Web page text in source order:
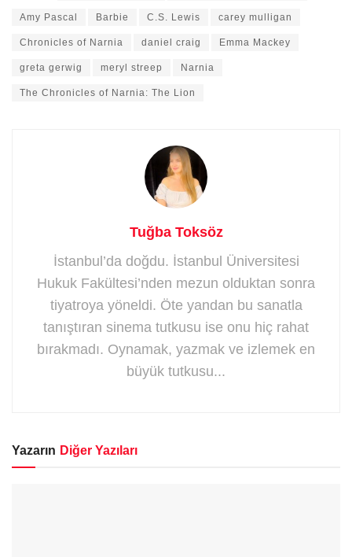
Amy Pascal Barbie C.S. Lewis carey mulligan
Chronicles of Narnia daniel craig Emma Mackey
greta gerwig meryl streep Narnia
The Chronicles of Narnia: The Lion
Tuğba Toksöz
İstanbul’da doğdu. İstanbul Üniversitesi
Hukuk Fakültesi’nden mezun olduktan sonra
tiyatroya yöneldi. Öte yandan bu sanatla
tanıştıran sinema tutkusu ise onu hiç rahat
bırakmadı. Oynamak, yazmak ve izlemek en
büyük tutkusu...
Yazarın Diğer Yazıları